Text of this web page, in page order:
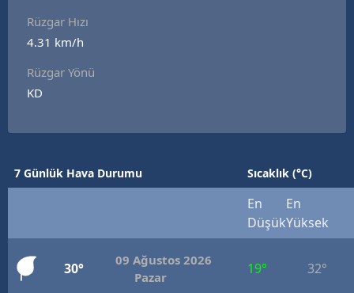
Rüzgar Hızı
4.31 km/h
Rüzgar Yönü
KD
7 Günlük Hava Durumu Sıcaklık (°C)
En
Düşük
En
Yüksek
30°
09 Ağustos 2026
Pazar
19° 32°